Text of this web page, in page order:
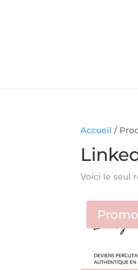
Accueil /
Voici le seul